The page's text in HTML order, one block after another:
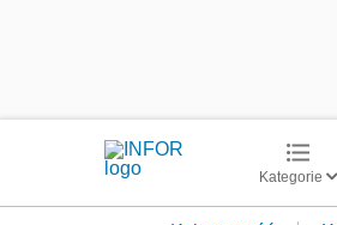
Kategorie